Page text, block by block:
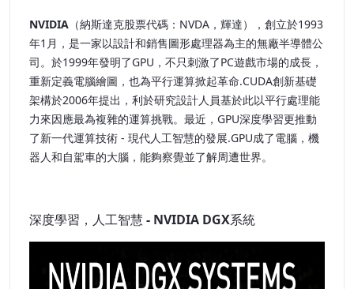
NVIDIA （納斯達克股票代碼：NVDA，輝達），創立於1993
年1月，是一家以設計和銷售圖形處理器為主的無廠半導體公
司。於1999年發明了GPU，不只刺激了PC遊戲市場的成長，
重新定義電腦繪圖，也為平行運算掀起革命.CUDA創新基礎
架構於2006年提出，利於研究設計人員基於此以平行處理能
力來因應最為複雜的運算挑戰。最近，GPU深度學習更推動
了新一代運算技術 - 現代人工智慧的發展.GPU成了電腦，機
器人和自駕車的大腦，能夠察覺並了解周遭世界。
深度學習，人工智慧 - NVIDIA DGX系統